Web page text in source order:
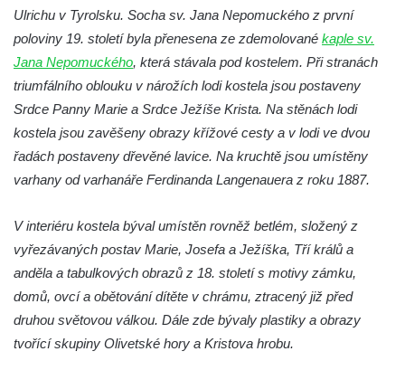
Hrobová kaple rodiny Hrubých II. na
hřbitově v Kralupech nad Vltavou
Hrobová kaple rodiny Hrubých I. na
hřbitově v Kralupech nad Vltavou
Hrobová kaple rodiny Pejškovy na hřbitově
v Kralupech nad Vltavou
Chrám Záštity Přesvaté Bohorodice (bývalá
Kaple v Petrovicích
Kaple v Českolipské ulici v Mělníku-
Mlazicích
Kaple svatého Jana Nepomuckého ve
Ulrichu v Tyrolsku. Socha sv. Jana Nepomuckého z první
poloviny 19. století byla přenesena ze zdemolované kaple sv.
Jana Nepomuckého, která stávala pod kostelem. Při stranách
triumfálního oblouku v nárožích lodi kostela jsou postaveny
Srdce Panny Marie a Srdce Ježíše Krista. Na stěnách lodi
kostela jsou zavěšeny obrazy křížové cesty a v lodi ve dvou
řadách postaveny dřevěné lavice. Na kruchtě jsou umístěny
varhany od varhanáře Ferdinanda Langenauera z roku 1887.
V interiéru kostela býval umístěn rovněž betlém, složený z
vyřezávaných postav Marie, Josefa a Ježíška, Tří králů a
anděla a tabulkových obrazů z 18. století s motivy zámku,
domů, ovcí a obětování dítěte v chrámu, ztracený již před
druhou světovou válkou. Dále zde bývaly plastiky a obrazy
tvořící skupiny Olivetské hory a Kristova hrobu.